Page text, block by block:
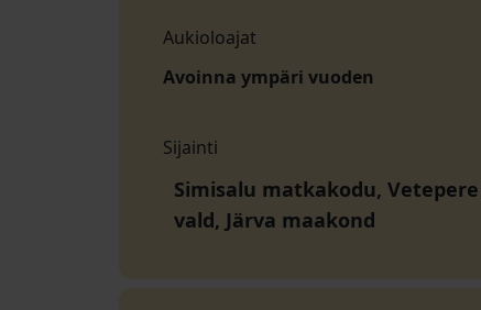
Aukioloajat
Avoinna ympäri vuoden
Sijainti
Simisalu matkakodu,
vald, Järva maakond